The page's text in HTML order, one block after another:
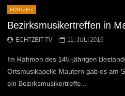
ECHTZEIT
Bezirksmusikertreffen in
ECHTZEIT-TV 11. JULI 2016
Im Rahmen des 145-jährigen
Ortsmusikapelle Mautern gab es am
ein Bezirksmusikertreffe...